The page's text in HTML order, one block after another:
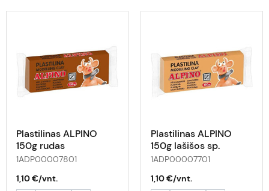
Plastilinas ALPINO
150g rudas
1ADP00007801
1,10 €/vnt.
Plastilinas ALPINO
150g lašišos sp.
1ADP00007701
1,10 €/vnt.